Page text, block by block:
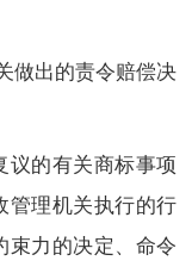
出的责令赔偿决
的有关商标事项
管理机关执行的行
束力的决定、命令